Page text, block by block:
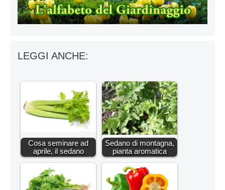
LEGGI ANCHE:
Cosa seminare ad
aprile, il sedano
Sedano di montagna,
pianta aromatica